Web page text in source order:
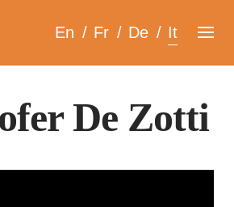
En Fr De It
De Zotti